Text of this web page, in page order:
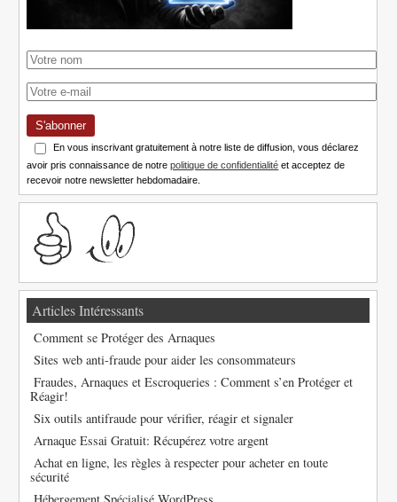
S'abonner
En vous inscrivant gratuitement à notre liste de diffusion, vous déclarez
avoir pris connaissance de notrepolitique de confidentialité et acceptez de
recevoir notre newsletter hebdomadaire.
Articles Intéressants
Comment se Protéger des Arnaques
Sites web anti-fraude pour aider les consommateurs
Fraudes, Arnaques et Escroqueries : Comment s’en Protéger et
Réagir!
Six outils antifraude pour vérifier, réagir et signaler
Arnaque Essai Gratuit: Récupérez votre argent
Achat en ligne, les règles à respecter pour acheter en toute
sécurité